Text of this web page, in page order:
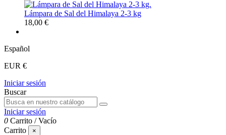
Lámpara de Sal del Himalaya 2-3 kg
18,00 €
Español
EUR €
Iniciar sesión
Buscar
Iniciar sesión
0 Carrito /Vacío
Carrito
×